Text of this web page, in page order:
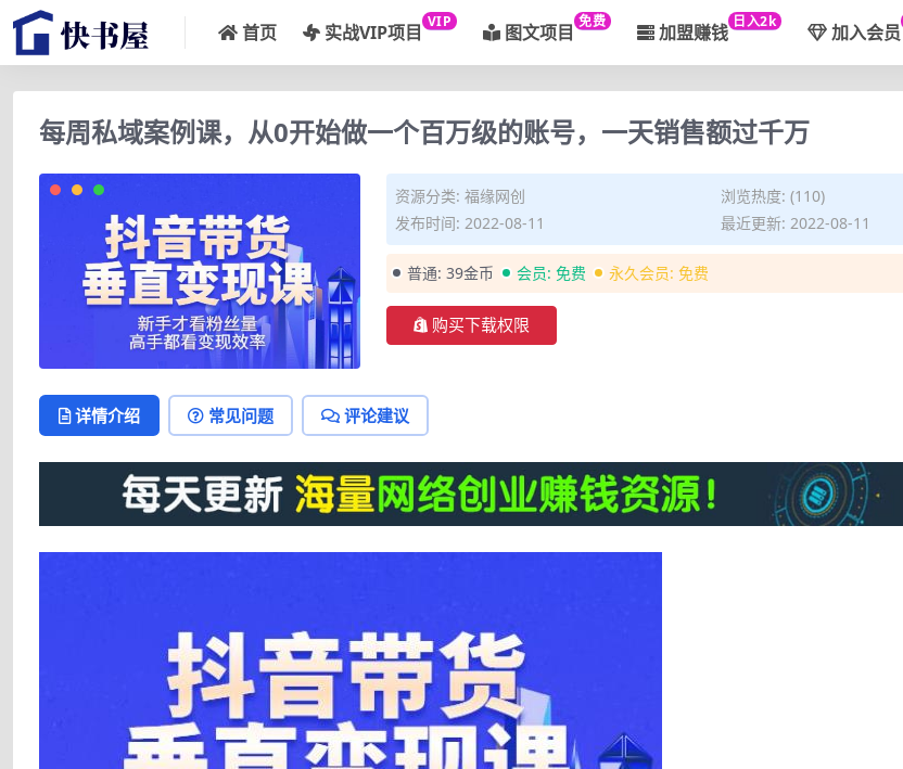
首页 实战VIP项目 VIP 图文项目 免费 加盟赚钱 日入2k 加入会员
每周私域案例课，从0开始做一个百万级的账号，一天销售额过千万
资源分类: 福缘网创
浏览热度: (110)
发布时间: 2022-08-11
最近更新: 2022-08-11
普通: 39金币 会员: 免费 永久会员: 免费
购买下载权限
详情介绍 常见问题 评论建议